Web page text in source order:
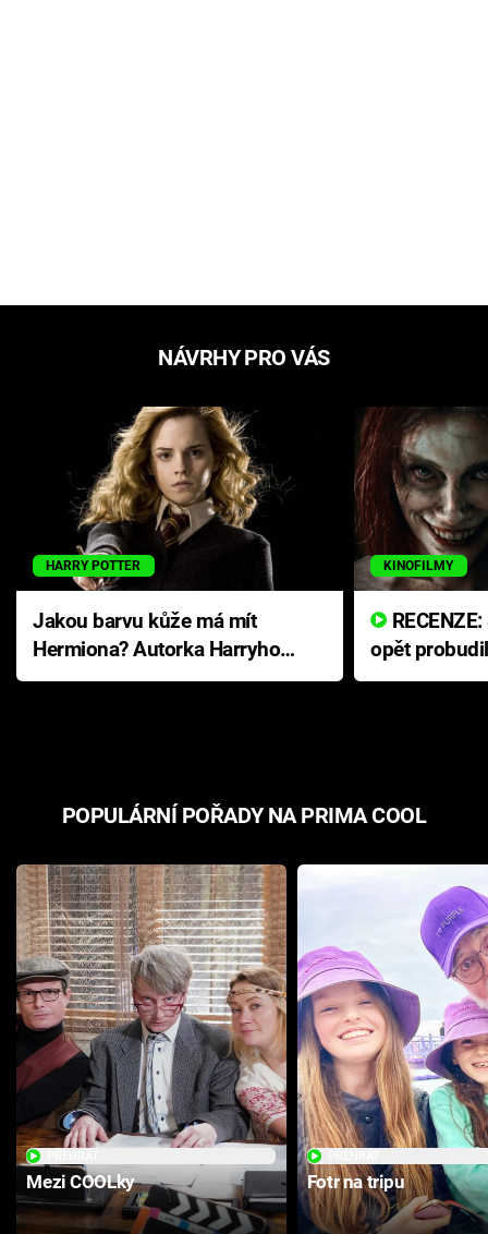
NÁVRHY PRO VÁS
HARRY POTTER
Jakou barvu kůže má mít
Hermiona? Autorka Harryho
Pottera přišla s ráznou
KINOFILMY
opět
přichází s
POPULÁRNÍ POŘADY NA PRIMA COOL
Mezi COOLky Fotr na tripu